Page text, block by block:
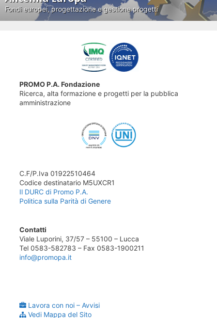
Fondi europei, progettazione e gestione progetti
PROMO P.A. Fondazione
Ricerca, alta formazione e progetti per la pubblica
amministrazione
C.F/P.Iva 01922510464
Codice destinatario M5UXCR1
Il DURC di Promo P.A.
Politica sulla Parità di Genere
Contatti
Viale Luporini, 37/57 – 55100 – Lucca
Tel 0583-582783 – Fax 0583-1900211
info@promopa.it
Lavora con noi – Avvisi
Vedi Mappa del Sito